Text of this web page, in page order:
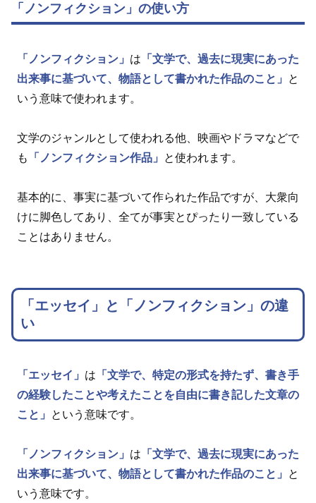
「ノンフィクション」の使い方
「ノンフィクション」 は 「文学で、過去に現実にあった
出来事に基づいて、物語として書かれた作品のこと」
と
いう意味で使われます。
文学のジャンルとして使われる他、映画やドラマなどで
も
「ノンフィクション作品」 と使われます。
基本的に、事実に基づいて作られた作品ですが、大衆向
けに脚色してあり、全てが事実とぴったり一致している
ことはありません。
「エッセイ」と「ノンフィクション」の違
い
「エッセイ」 は 「文学で、特定の形式を持たず、書き手
の経験したことや考えたことを自由に書き記した文章の
こと」
という意味です。
「ノンフィクション」 は 「文学で、過去に現実にあった
出来事に基づいて、物語として書かれた作品のこと」
と
いう意味です。